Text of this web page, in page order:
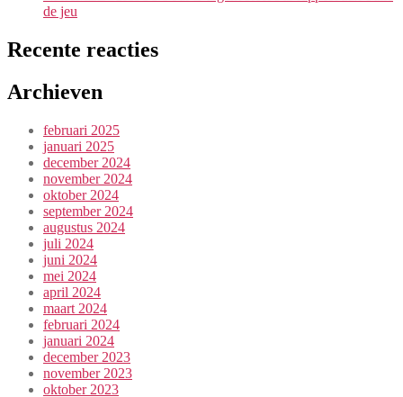
de jeu
Recente reacties
Archieven
februari 2025
januari 2025
december 2024
november 2024
oktober 2024
september 2024
augustus 2024
juli 2024
juni 2024
mei 2024
april 2024
maart 2024
februari 2024
januari 2024
december 2023
november 2023
oktober 2023